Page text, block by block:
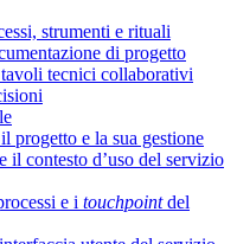
strumenti e rituali
di progetto
tecnici collaborativi
progetto e la sua gestione
il contesto d’uso del servizio
e i touchpointdel